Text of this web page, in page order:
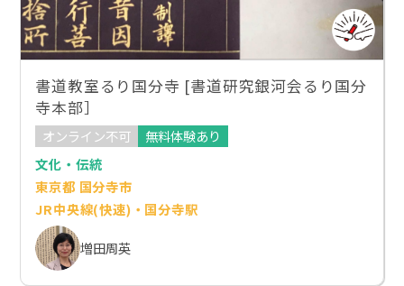
書道教室るり国分寺 [書道研究銀河会るり国分
寺本部］
オンライン不可
無料体験あり
文化・伝統
東京都 国分寺市
JR中央線(快速)・国分寺駅
増田周英